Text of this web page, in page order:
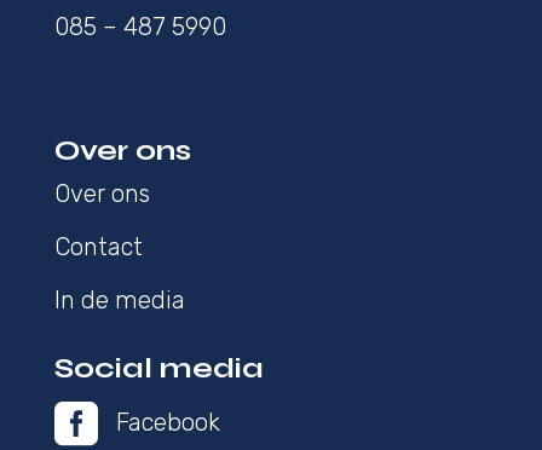
085 – 487 5990
Over ons
Over ons
Contact
In de media
Social media
 Facebook